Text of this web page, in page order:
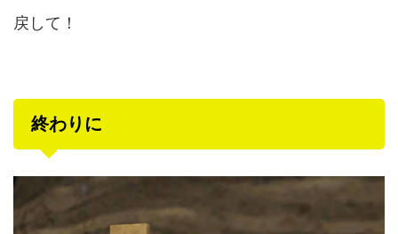
戻して！
終わりに